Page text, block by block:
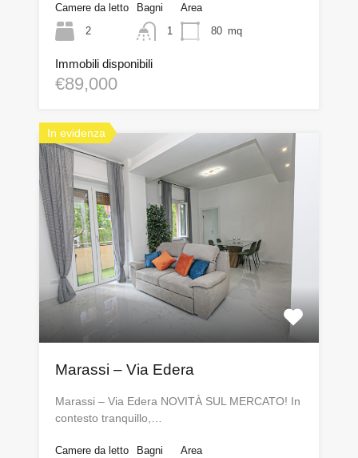
Camere da letto
2
Bagni
1
Area
80 mq
Immobili disponibili
€89,000
In evidenza
Marassi – Via Edera
Marassi – Via Edera NOVITÀ SUL MERCATO! In
contesto tranquillo,…
Camere da letto
Bagni
Area